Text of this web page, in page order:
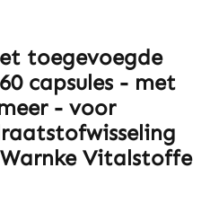
toegevoegde
capsules - met
- voor
Vitalstoffe